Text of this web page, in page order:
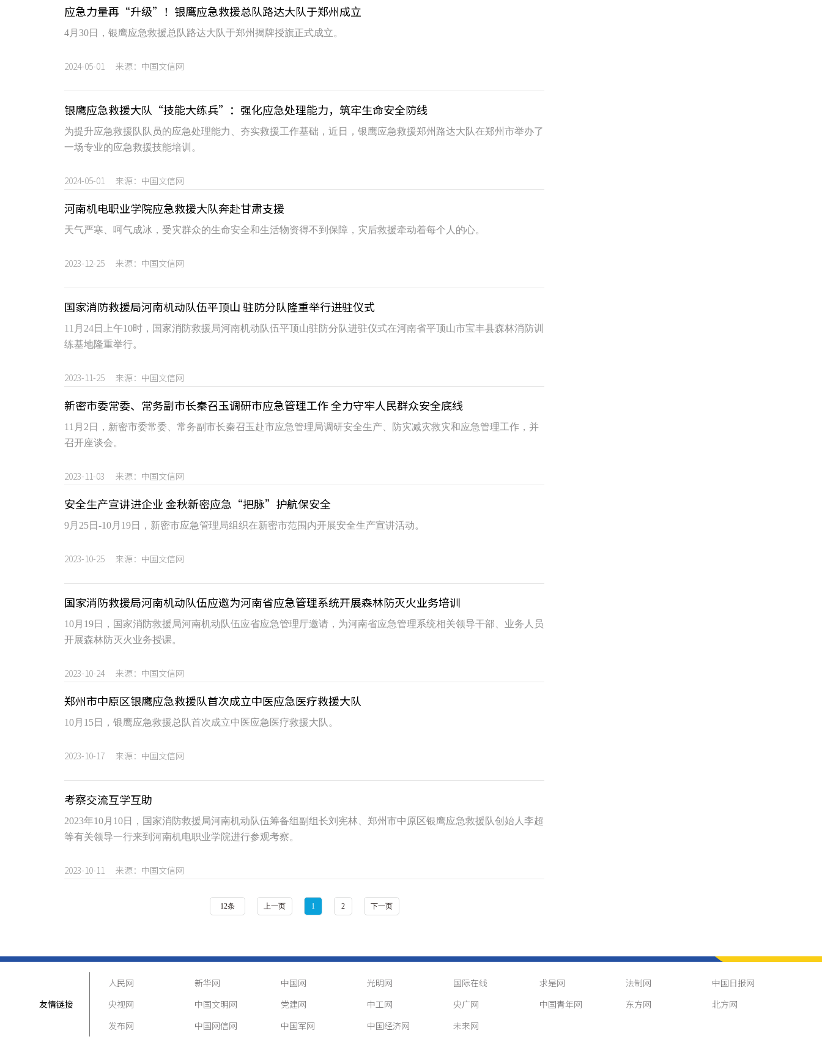
应急力量再“升级”！银鹰应急救援总队路达大队于郑州成立
4月30日，银鹰应急救援总队路达大队于郑州揭牌授旗正式成立。
2024-05-01 来源：中国文信网
银鹰应急救援大队“技能大练兵”：强化应急处理能力，筑牢生命安全防线
为提升应急救援队队员的应急处理能力、夯实救援工作基础，近日，银鹰应急救援郑州路达大队在郑州市举办了
一场专业的应急救援技能培训。
2024-05-01 来源：中国文信网
河南机电职业学院应急救援大队奔赴甘肃支援
天气严寒、呵气成冰，受灾群众的生命安全和生活物资得不到保障，灾后救援牵动着每个人的心。
2023-12-25 来源：中国文信网
国家消防救援局河南机动队伍平顶山 驻防分队隆重举行进驻仪式
11月24日上午10时，国家消防救援局河南机动队伍平顶山驻防分队进驻仪式在河南省平顶山市宝丰县森林消防训
练基地隆重举行。
2023-11-25 来源：中国文信网
新密市委常委、常务副市长秦召玉调研市应急管理工作 全力守牢人民群众安全底线
11月2日，新密市委常委、常务副市长秦召玉赴市应急管理局调研安全生产、防灾减灾救灾和应急管理工作，并
召开座谈会。
2023-11-03 来源：中国文信网
安全生产宣讲进企业 金秋新密应急“把脉”护航保安全
9月25日-10月19日，新密市应急管理局组织在新密市范围内开展安全生产宣讲活动。
2023-10-25 来源：中国文信网
国家消防救援局河南机动队伍应邀为河南省应急管理系统开展森林防灭火业务培训
10月19日，国家消防救援局河南机动队伍应省应急管理厅邀请，为河南省应急管理系统相关领导干部、业务人员
开展森林防灭火业务授课。
2023-10-24 来源：中国文信网
郑州市中原区银鹰应急救援队首次成立中医应急医疗救援大队
10月15日，银鹰应急救援总队首次成立中医应急医疗救援大队。
2023-10-17 来源：中国文信网
考察交流互学互助
2023年10月10日，国家消防救援局河南机动队伍筹备组副组长刘宪林、郑州市中原区银鹰应急救援队创始人李超
等有关领导一行来到河南机电职业学院进行参观考察。
2023-10-11 来源：中国文信网
12条 上一页 1 2 下一页
友情链接
人民网 新华网 中国网 光明网 国际在线 求是网 法制网
中国日报网
央视网
中国文明网 党建网 中工网 央广网 中国青年网 东方网
北方网
发布网
中国网信网 中国军网 中国经济网 未来网